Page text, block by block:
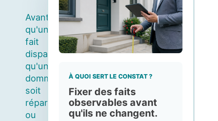
Avant
qu'un
fait
disparaisse,
qu'un
dommage
soit
réparé
ou
À QUOI SERT LE CONSTAT ?
Fixer des faits
observables avant
qu'ils ne changent.